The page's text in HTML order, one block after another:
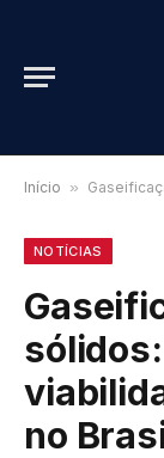
Início » Gaseificação
NOTÍCIAS
no